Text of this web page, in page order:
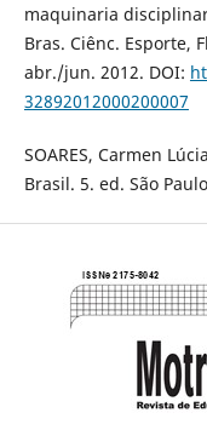
maquinaria
Bras. Ciênc. Esporte,
abr./jun. 2012. DOI:
32892012000200007
SOARES, Carmen
Brasil. 5. ed. São